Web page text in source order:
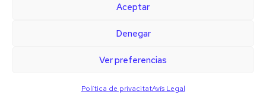
Aceptar
Denegar
Ver preferencias
Política de privacitatAvís Legal
Copyright © 2024 Jaestic S.L. Tots els drets reservats.